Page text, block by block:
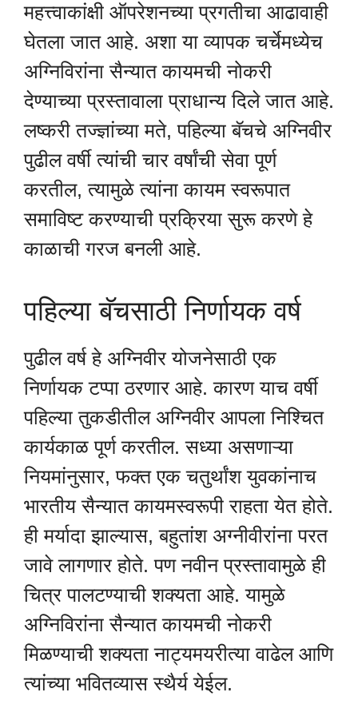
महत्त्वाकांक्षी ऑपरेशनच्या प्रगतीचा आढावाही
घेतला जात आहे. अशा या व्यापक चर्चेमध्येच
अग्निविरांना सैन्यात कायमची नोकरी
देण्याच्या प्रस्तावाला प्राधान्य दिले जात आहे.
लष्करी तज्ज्ञांच्या मते, पहिल्या बॅचचे अग्निवीर
पुढील वर्षी त्यांची चार वर्षांची सेवा पूर्ण
करतील, त्यामुळे त्यांना कायम स्वरूपात
समाविष्ट करण्याची प्रक्रिया सुरू करणे हे
काळाची गरज बनली आहे.
पहिल्या बॅचसाठी निर्णायक वर्ष
पुढील वर्ष हे अग्निवीर योजनेसाठी एक
निर्णायक टप्पा ठरणार आहे. कारण याच वर्षी
पहिल्या तुकडीतील अग्निवीर आपला निश्चित
कार्यकाळ पूर्ण करतील. सध्या असणाऱ्या
नियमांनुसार, फक्त एक चतुर्थांश युवकांनाच
भारतीय सैन्यात कायमस्वरूपी राहता येत होते.
ही मर्यादा झाल्यास, बहुतांश अग्नीवीरांना परत
जावे लागणार होते. पण नवीन प्रस्तावामुळे ही
चित्र पालटण्याची शक्यता आहे. यामुळे
अग्निविरांना सैन्यात कायमची नोकरी
मिळण्याची शक्यता नाट्यमयरीत्या वाढेल आणि
त्यांच्या भवितव्यास स्थैर्य येईल.